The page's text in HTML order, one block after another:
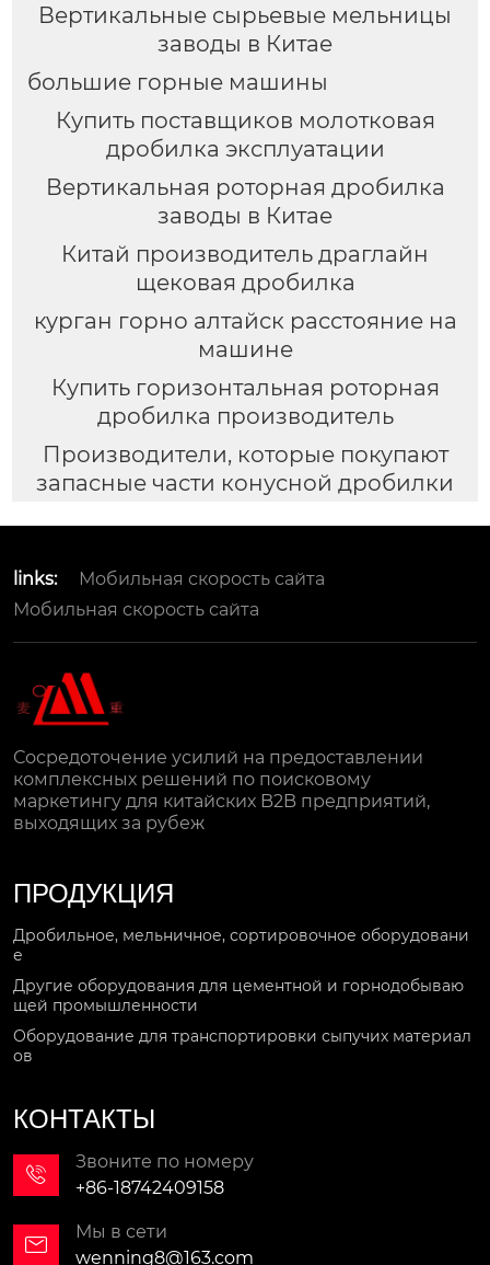
Вертикальные сырьевые мельницы
заводы в Китае
большие горные машины
Купить поставщиков молотковая
дробилка эксплуатации
Вертикальная роторная дробилка
заводы в Китае
Китай производитель драглайн
щековая дробилка
курган горно алтайск расстояние на
машине
Купить горизонтальная роторная
дробилка производитель
Производители, которые покупают
запасные части конусной дробилки
links:
Мобильная скорость сайта
Мобильная скорость сайта
Сосредоточение усилий на предоставлении
комплексных решений по поисковому
маркетингу для китайских B2B предприятий,
выходящих за рубеж
ПРОДУКЦИЯ
Дробильное, мельничное, сортировочное оборудовани
е
Другие оборудования для цементной и горнодобываю
щей промышленности
Оборудование для транспортировки сыпучих материал
ов
КОНТАКТЫ

Звоните по номеру
+86-18742409158

Мы в сети
wenning8@163.com